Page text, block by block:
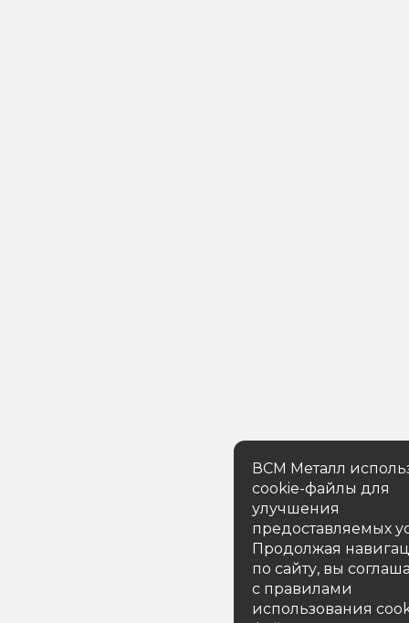
ВСМ Металл
cookie-файлы для
улучшения
предоставляемых
Продолжая
по сайту, вы
с правилами
использования